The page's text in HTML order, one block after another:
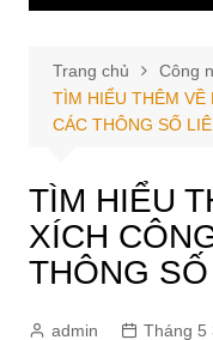
Trang chủ
Công
TÌM HIỂU THÊM VỀ
CÁC THÔNG SỐ
TÌM HIỂU
XÍCH
THÔNG
admin Tháng 5